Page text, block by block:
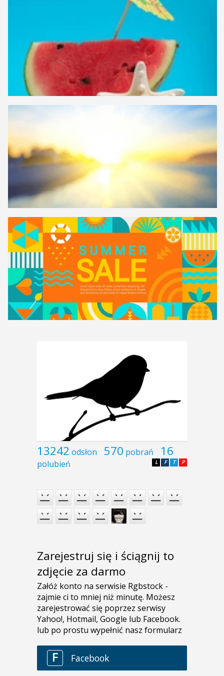
13242 odsłon 570 pobrań 16
polubień P
T
F
L
Zarejestruj się i ściągnij to
zdjęcie za darmo